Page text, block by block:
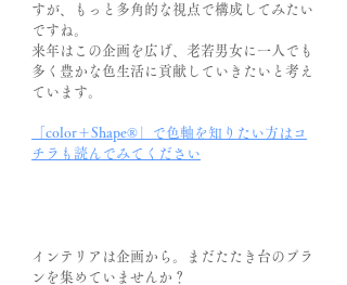
すが、もっと多角的な視点で構成してみたい
ですね。
来年はこの企画を広げ、老若男女に一人でも
多く豊かな色生活に貢献していきたいと考え
ています。
「color＋Shape®」で色軸を知りたい方はコ
チラも読んでみてください
インテリアは企画から。まだたたき台のプラ
ンを集めていませんか？